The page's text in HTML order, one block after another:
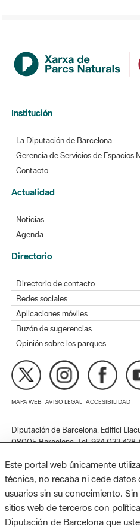
Institución
Gerencia de Servicios de Espacios
Actualidad
Noticias
Agenda
Directorio de contacto
Redes sociales
Buzón de sugerencias
Opinión sobre los parques
Diputación de Barcelona. Edifici
08005 Barcelona. Tel. 934 022 428
Este portal web únicamente
técnica, no recaba ni cede datos
usuarios sin su conocimiento.
sitios web de terceros con
Diputación de Barcelona que